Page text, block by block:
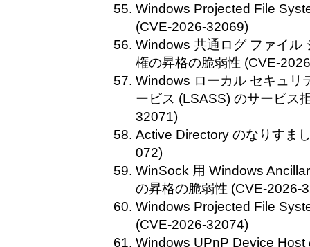
Windows Projected File
(CVE-2026-32069)
Windows 共通ログ ファイル
権の昇格の脆弱性 (CVE-
Windows ローカル セキュリ
ービス (LSASS) のサービス
32071)
Active Directory のなりすま
072)
WinSock 用 Windows
の昇格の脆弱性 (CVE-2026-
Windows Projected File
(CVE-2026-32074)
Windows UPnP Device Host